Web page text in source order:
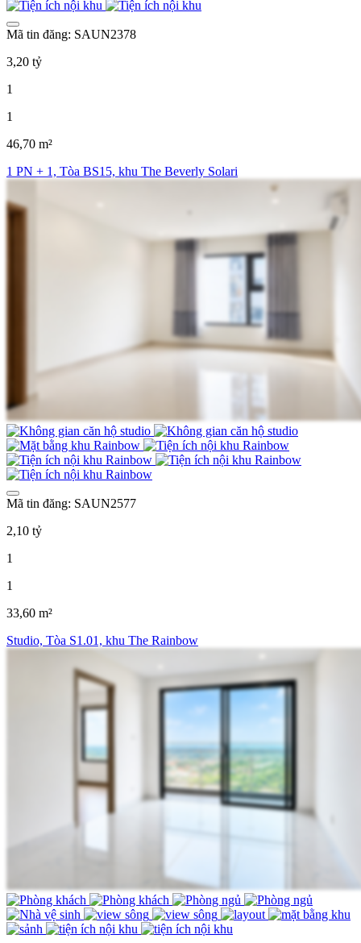
Mã tin đăng: SAUN2378
3,20 tỷ
1
1
46,70 m²
1 PN + 1, Tòa BS15, khu The Beverly Solari
Mã tin đăng: SAUN2577
2,10 tỷ
1
1
33,60 m²
Studio, Tòa S1.01, khu The Rainbow